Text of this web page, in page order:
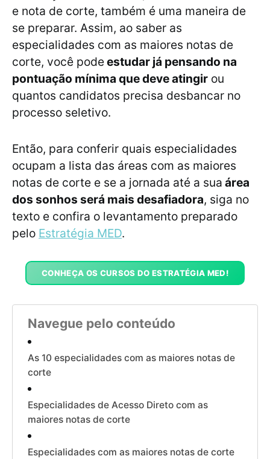
e nota de corte, também é uma maneira de
se preparar. Assim, ao saber as
especialidades com as maiores notas de
corte, você podeestudar já pensando na
pontuação mínima que deve atingir ou
quantos candidatos precisa desbancar no
processo seletivo.
Então, para conferir quais especialidades
ocupam a lista das áreas com as maiores
notas de corte e se a jornada até a sua área
dos sonhos será mais desafiadora, siga no
texto e confira o levantamento preparado
pelo Estratégia MED.
CONHEÇA OS CURSOS DO ESTRATÉGIA MED!
Navegue pelo conteúdo
As 10 especialidades com as maiores notas de
corte
Especialidades de Acesso Direto com as
maiores notas de corte
Especialidades com as maiores notas de corte